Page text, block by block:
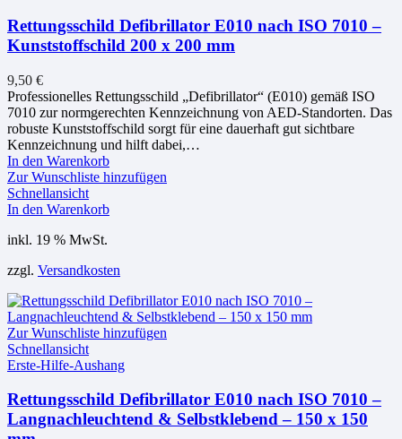
Rettungsschild Defibrillator E010 nach ISO 7010 –
Kunststoffschild 200 x 200 mm
9,50 €
Professionelles Rettungsschild „Defibrillator“ (E010) gemäß ISO
7010 zur normgerechten Kennzeichnung von AED-Standorten. Das
robuste Kunststoffschild sorgt für eine dauerhaft gut sichtbare
Kennzeichnung und hilft dabei,…
In den Warenkorb
Zur Wunschliste hinzufügen
Schnellansicht
In den Warenkorb
inkl. 19 % MwSt.
zzgl. Versandkosten
Zur Wunschliste hinzufügen
Schnellansicht
Erste-Hilfe-Aushang
Rettungsschild Defibrillator E010 nach ISO 7010 –
Langnachleuchtend & Selbstklebend – 150 x 150